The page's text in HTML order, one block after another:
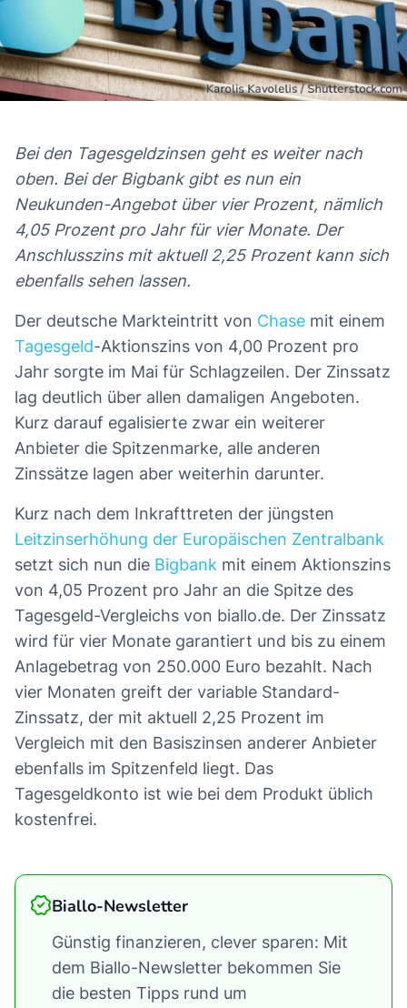
Das erwartet Sie in diesem Artikel
Bei den Tagesgeldzinsen geht es weiter nach
oben. Bei der Bigbank gibt es nun ein
Neukunden-Angebot über vier Prozent, nämlich
4,05 Prozent pro Jahr für vier Monate. Der
Anschlusszins mit aktuell 2,25 Prozent kann sich
ebenfalls sehen lassen.
Der deutsche Markteintritt von Chase mit einem
Tagesgeld-Aktionszins von 4,00 Prozent pro
Jahr sorgte im Mai für Schlagzeilen. Der Zinssatz
lag deutlich über allen damaligen Angeboten.
Kurz darauf egalisierte zwar ein weiterer
Anbieter die Spitzenmarke, alle anderen
Zinssätze lagen aber weiterhin darunter.
Kurz nach dem Inkrafttreten der jüngsten
Leitzinserhöhung der Europäischen Zentralbank
setzt sich nun die Bigbank mit einem Aktionszins
von 4,05 Prozent pro Jahr an die Spitze des
Tagesgeld-Vergleichs von biallo.de. Der Zinssatz
wird für vier Monate garantiert und bis zu einem
Anlagebetrag von 250.000 Euro bezahlt. Nach
vier Monaten greift der variable Standard-
Zinssatz, der mit aktuell 2,25 Prozent im
Vergleich mit den Basiszinsen anderer Anbieter
ebenfalls im Spitzenfeld liegt. Das
Tagesgeldkonto ist wie bei dem Produkt üblich
kostenfrei.
Biallo-Newsletter
Günstig finanzieren, clever sparen: Mit
dem Biallo-Newsletter bekommen Sie
die besten Tipps rund um